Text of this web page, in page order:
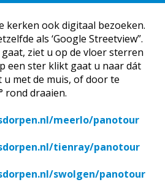
kerken ook digitaal bezoeken.
als ‘Google Streetview”.
ziet u op de vloer sterren
een ster klikt gaat u naar dát
met de muis, of door te
rond draaien.
meerlo/panotour
tienray/panotour
swolgen/panotour